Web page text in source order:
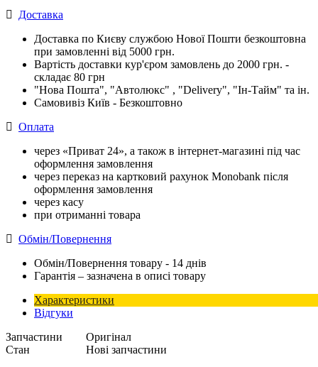
Доставка
Доставка по Києву службою Нової Пошти безкоштовна
при замовленні від 5000 грн.
Вартість доставки кур'єром замовлень до 2000 грн. -
складає 80 грн
"Нова Пошта", "Автолюкс" , "Delivery", "Iн-Тайм" та ін.
Самовивіз Київ - Безкоштовно
Оплата
через «Приват 24», а також в інтернет-магазині під час
оформлення замовлення
через переказ на картковий рахунок Monobank після
оформлення замовлення
через касу
при отриманні товара
Обмін/Повернення
Обмін/Повернення товару - 14 днів
Гарантія – зазначена в описі товару
Характеристики
Відгуки
Запчастини
Оригінал
Стан
Нові запчастини